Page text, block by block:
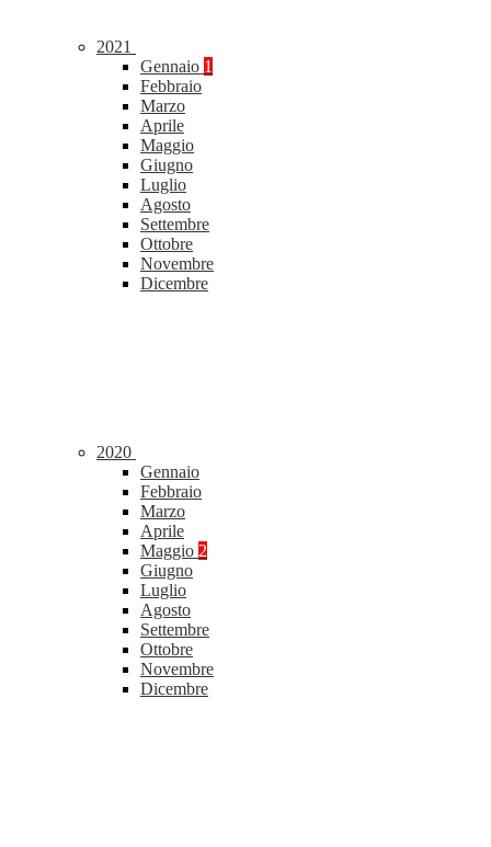
2021
Gennaio 1
Febbraio
Marzo
Aprile
Maggio
Giugno
Luglio
Agosto
Settembre
Ottobre
Novembre
Dicembre
2020
Gennaio
Febbraio
Marzo
Aprile
Maggio 2
Giugno
Luglio
Agosto
Settembre
Ottobre
Novembre
Dicembre